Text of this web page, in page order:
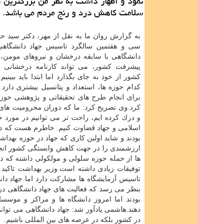
سلامت كاهش درد و رنج مردم می باشد.
به گزارش روان ما به نقل از مهر، دكتر
سی و هفتمین سالگرد تاسیس جهاد
دانشگاهی با سابقه درخشان و نیروهای مومن،
پیشرفت كشور، می تواند كارنامه
كشور از خود به جای بگذارد اما ابتدا باید
كدام حوزه ها، استعداد و پتانسیل بیشتری
برای انجام طرح های تحقیقاتی و پژوهشی
كرد.وی تصریح كرد: ما كه دوران محرومیت های
و درك كرده ایم، راحت تر می توانیم در مورد
اسلامی و جهاد قضاوت كنیم. خاطرم هست كه در
بودند و شاید اولین كاری كه جهاد در حوزه
ارزشمندی را در جهت كاهش وابستگی كشور
ها از حمله حوزه سلولی و مولكولی داشته كه
توفیقات زیادی داشته است.وزیر بهداشت
تاسیس آزمایشگاه ها مشاركت دارد اما جهاد
بنظر می رسد كه فعالیت های جهاد دانشگاهی
بودند اما امروز دانشگاه ها و مراكز و
دهند.هاشمی یادآور شد: جهاد دانشگاهی می
در كشور بلكه در عرصه های بین المللی باشیم.